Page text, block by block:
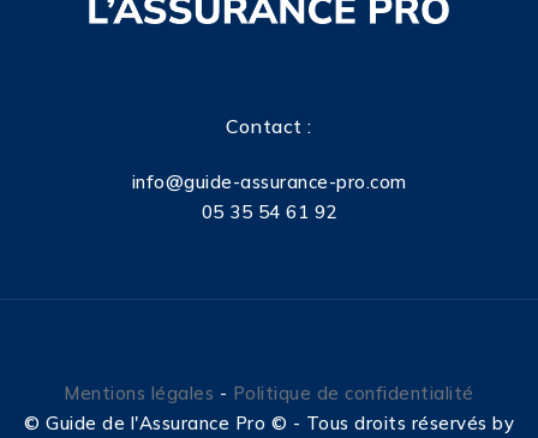
Contact :
info@guide-assurance-pro.com
05 35 54 61 92
Mentions légales - Politique de confidentialité
© Guide de l'Assurance Pro © - Tous droits réservés by